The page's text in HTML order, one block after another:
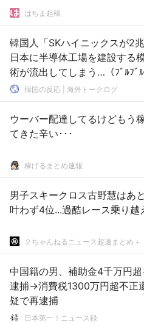
はちま起稿
韓国人「SKハイニックスが2
日本に半導体工場を建設す
術が流出してしまう…（ﾌﾞﾙﾌﾞ
応 韓国の反応 | 海外トークログ
ウーバー配達してるけどもう
てきた辛い･･･
稼げるまとめ速報
男子スキークロス古野慧はあ
叶わず4位...過酷レース乗り越
２ちゃんねるニュース超速まとめ＋
中国籍の男、補助金4千万円
逮捕→消費税1300万円超不正
疑で再逮捕
日本第一！ニュース録